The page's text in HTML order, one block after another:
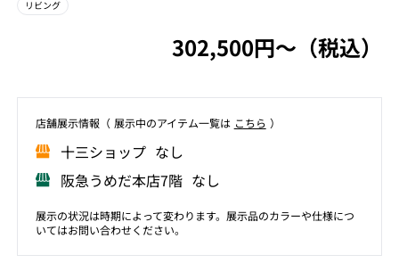
リビング
302,500円〜（税込）
店舗展⽰情報（ 展⽰中のアイテム⼀覧は こちら ）
⼗三ショップ なし
阪急うめだ本店7階 なし
展示の状況は時期によって変わります。展示品のカラーや仕様につ
いてはお問い合わせください。